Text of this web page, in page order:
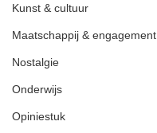
Kunst & cultuur
Maatschappij & engagement
Nostalgie
Onderwijs
Opiniestuk